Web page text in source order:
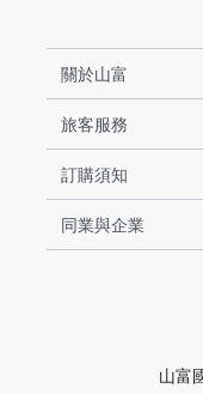
山富
關於山富
旅客服務
訂購須知
同業與企業